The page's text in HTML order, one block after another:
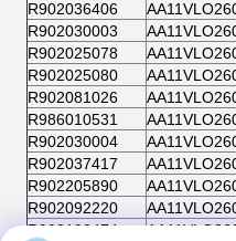
R902036406
R902030003
R902025078
R902025080
R902081026
R986010531
R902030004
R902037417
R902205890
R902092220
R902192474